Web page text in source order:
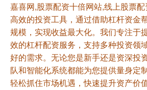
嘉喜网,股票配资十倍网站,线上股票
高效的投资工具，通过借助杠杆资金
规模，实现收益最大化。我们专注于
效的杠杆配资服务，支持多种投资领
好的需求。无论您是新手还是资深投
队和智能化系统都能为您提供量身定
轻松抓住市场机遇，快速提升资产价